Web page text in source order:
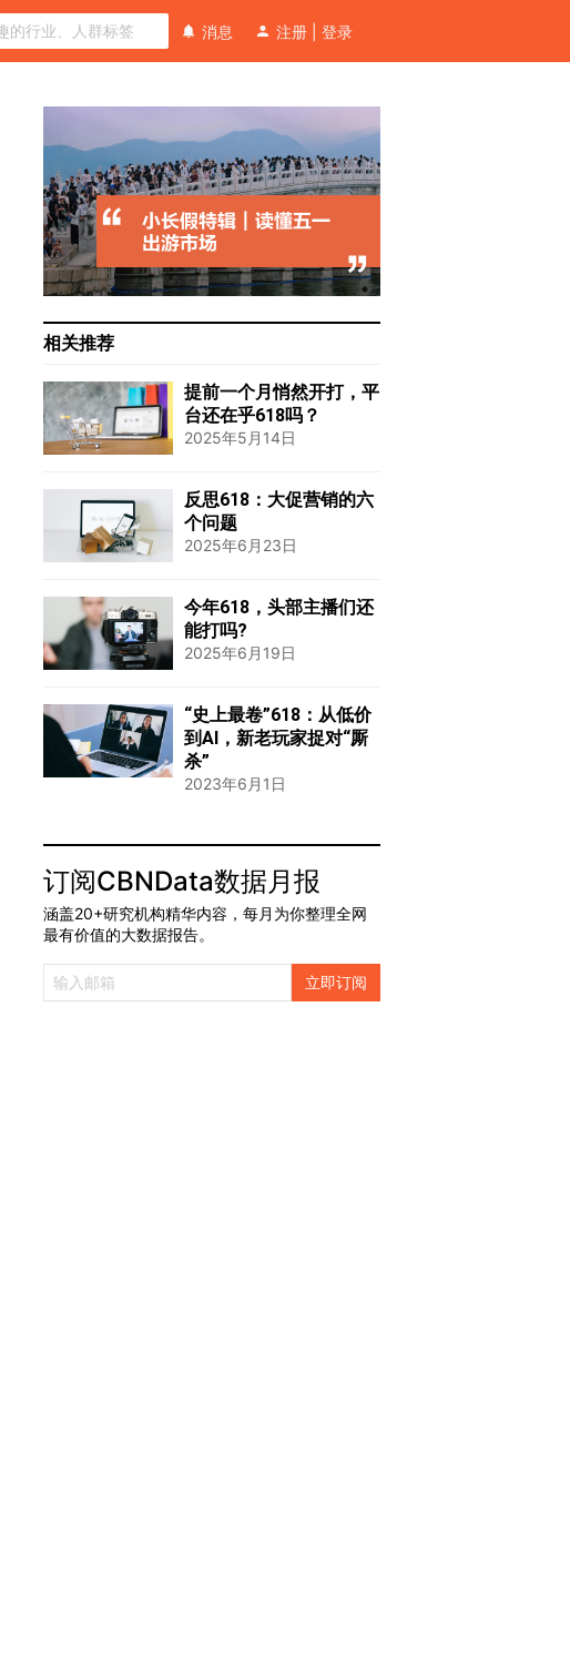
消息 注册 登录
相关推荐
提前一个月悄然开打，平
台还在乎618吗？
2025年5月14日
反思618：大促营销的六
个问题
2025年6月23日
今年618，头部主播们还
能打吗?
2025年6月19日
“史上最卷”618：从低价
到AI，新老玩家捉对“厮
杀”
2023年6月1日
订阅CBNData数据月报
涵盖20+研究机构精华内容，每月为你整理全网
最有价值的大数据报告。
立即订阅